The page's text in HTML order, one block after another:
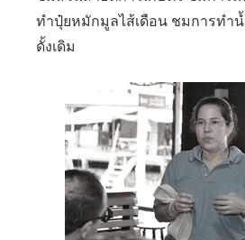
ทำปุ๋ยหมักมูลไส้เดือน ชมการทำ
ดั้งเดิม